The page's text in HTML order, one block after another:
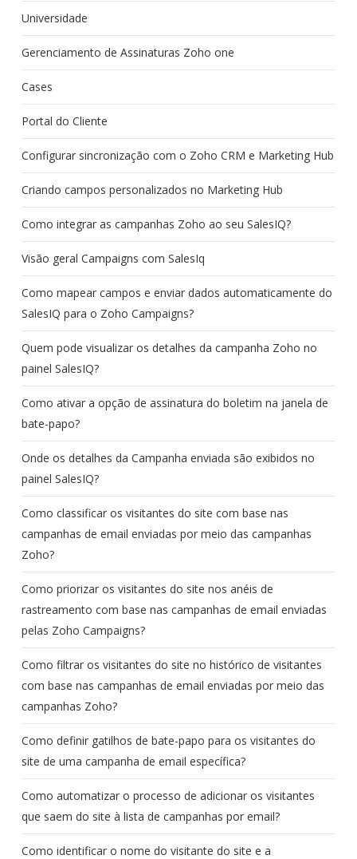
Universidade
Gerenciamento de Assinaturas Zoho one
Cases
Portal do Cliente
Configurar sincronização com o Zoho CRM e Marketing Hub
Criando campos personalizados no Marketing Hub
Como integrar as campanhas Zoho ao seu SalesIQ?
Visão geral Campaigns com SalesIq
Como mapear campos e enviar dados automaticamente do
SalesIQ para o Zoho Campaigns?
Quem pode visualizar os detalhes da campanha Zoho no
painel SalesIQ?
Como ativar a opção de assinatura do boletim na janela de
bate-papo?
Onde os detalhes da Campanha enviada são exibidos no
painel SalesIQ?
Como classificar os visitantes do site com base nas
campanhas de email enviadas por meio das campanhas
Zoho?
Como priorizar os visitantes do site nos anéis de
rastreamento com base nas campanhas de email enviadas
pelas Zoho Campaigns?
Como filtrar os visitantes do site no histórico de visitantes
com base nas campanhas de email enviadas por meio das
campanhas Zoho?
Como definir gatilhos de bate-papo para os visitantes do
site de uma campanha de email específica?
Como automatizar o processo de adicionar os visitantes
que saem do site à lista de campanhas por email?
Como identificar o nome do visitante do site e a